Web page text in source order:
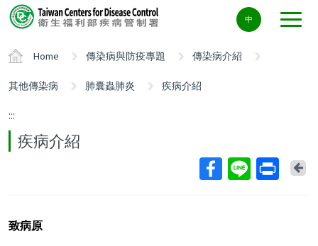
Center
block
中
Home 傳染病與防疫專題 傳染病介紹
其他傳染病 肺囊蟲肺炎 疾病介紹
:::
疾病介紹
致病原